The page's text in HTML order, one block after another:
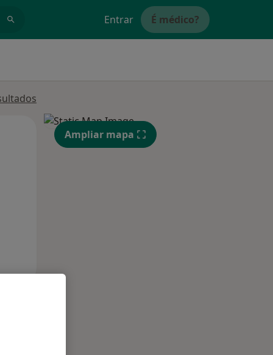
Entrar É médico?
Sex, Sáb,
15 Ago
Ampliar mapa